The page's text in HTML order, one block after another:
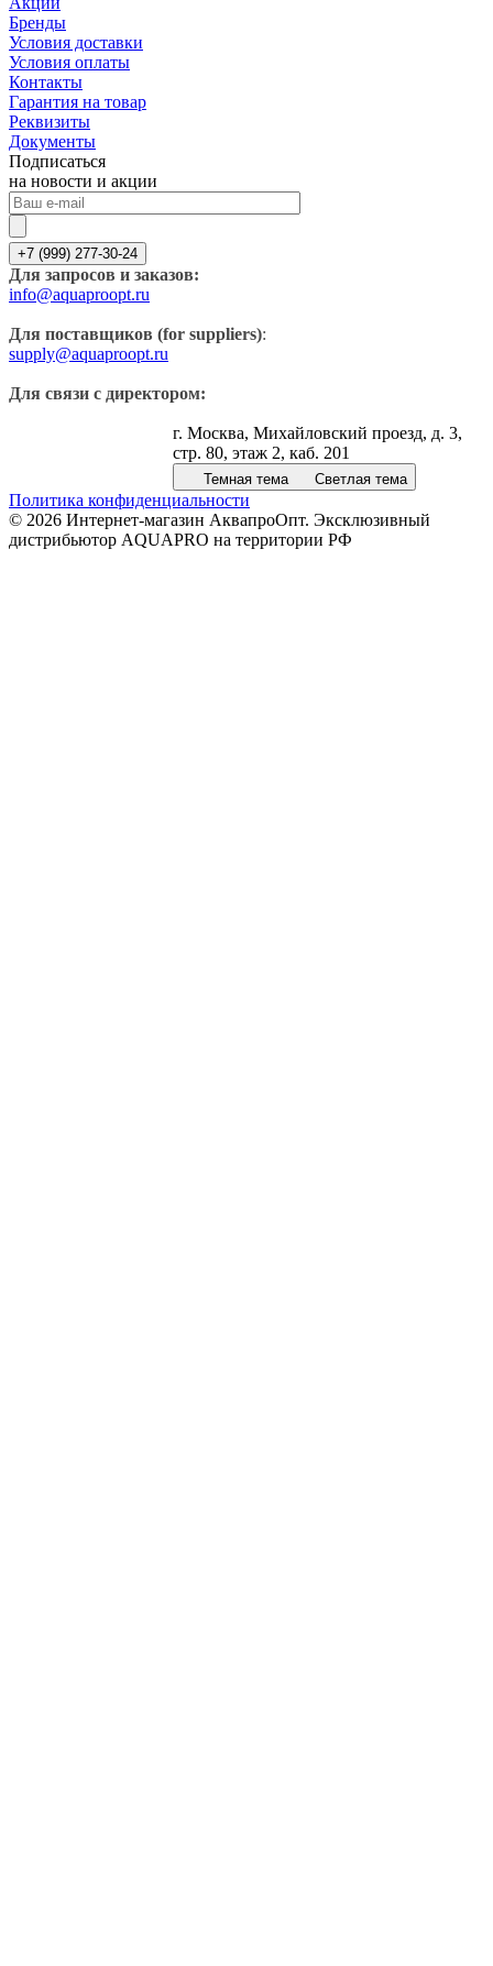
Бренды
Условия доставки
Условия оплаты
Контакты
Гарантия на товар
Реквизиты
Документы
Подписаться
на новости и акции
+7 (999) 277-30-24
Для запросов и заказов:
info@aquaproopt.ru
Для поставщиков (for suppliers):
supply@aquaproopt.ru
Для связи с директором:
г. Москва, Михайловский проезд, д. 3,
стр. 80, этаж 2, каб. 201
Темная тема Светлая тема
Политика конфиденциальности
© 2026 Интернет-магазин АквапроОпт. Эксклюзивный
дистрибьютор AQUAPRO на территории РФ